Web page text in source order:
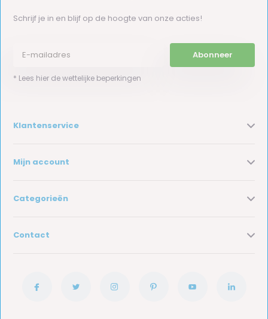
Schrijf je in en blijf op de hoogte van onze acties!
Abonneer
* Lees hier de wettelijke beperkingen
Klantenservice
Mijn account
Categorieën
Contact